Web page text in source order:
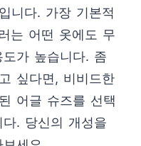
니다. 가장 기본적
는 어떤 옷에도 무
가 높습니다. 좀
싶다면, 비비드한
어글 슈즈를 선택
. 당신의 개성을